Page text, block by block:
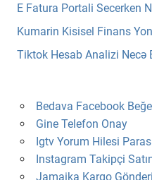
E Fatura Portali Secerken
Kumarin Kisisel Finans
Tiktok Hesab Analizi Necə
Bedava Facebook
Gine Telefon Onay
Igtv Yorum Hilesi
Instagram Takipçi
Jamaika Kargo